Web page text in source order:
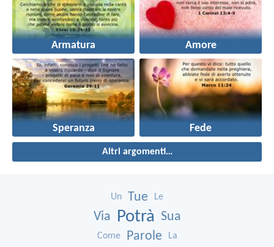
Armatura Amore
Speranza Fede
Altri argomenti…
Un Tue Le
Via Potrà Sua
Come Parole La